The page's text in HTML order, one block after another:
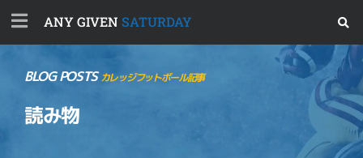
ANY GIVEN SATURDAY
BLOG POSTSカレッジフットボール記事
読み物